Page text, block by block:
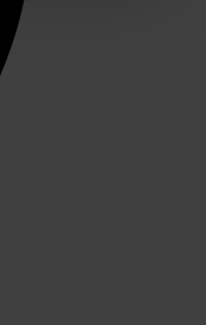
u aan ze heeft